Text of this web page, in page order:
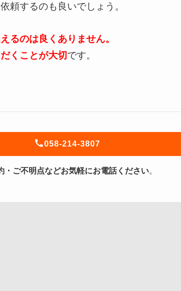
頼するのも良いでしょう。
るのは良くありません。
くことが大切です。
058-214-3807
・ご不明点などお気軽にお電話ください。